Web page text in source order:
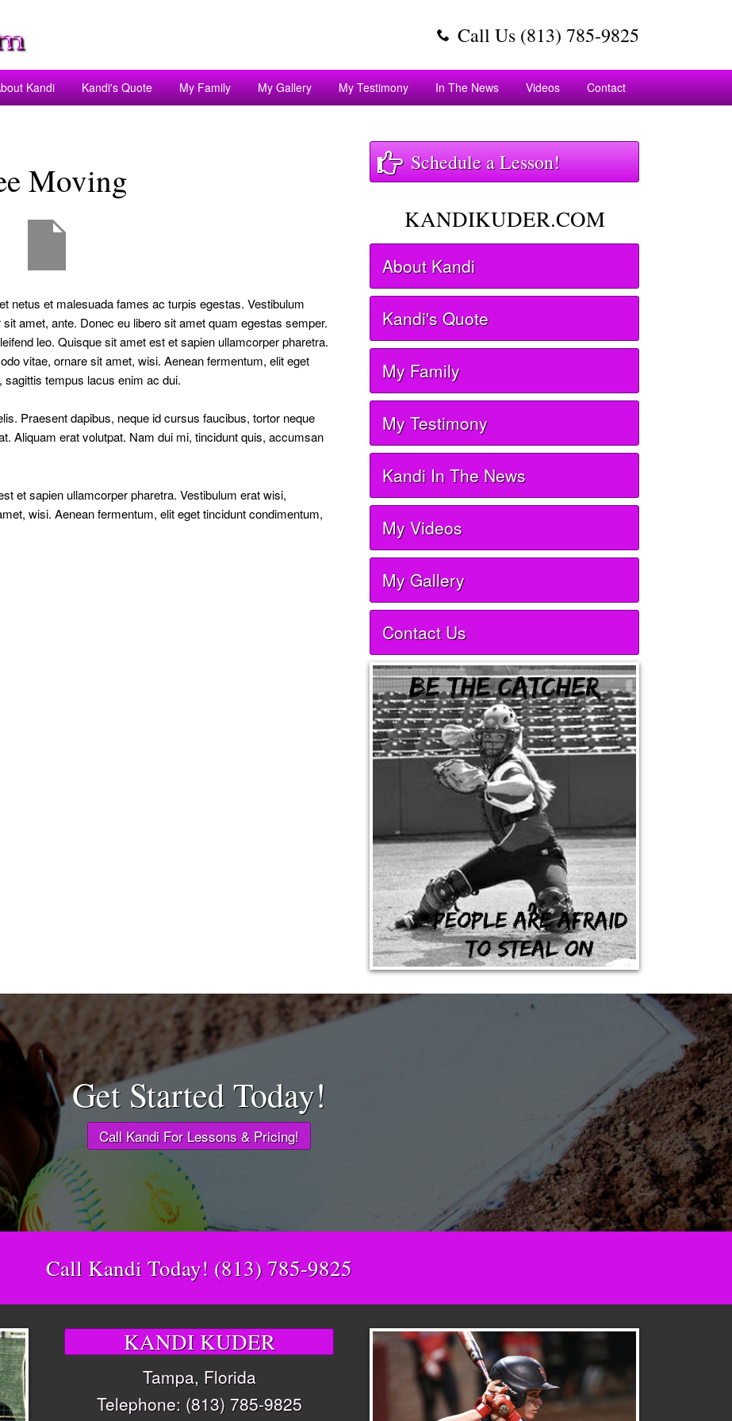
Call Us (813) 785-9825
Kandi Kandi's Quote My Family My Gallery My Testimony In The News Videos Contact
Moving
netus et malesuada fames ac turpis egestas. Vestibulum
amet, ante. Donec eu libero sit amet quam egestas semper.
leo. Quisque sit amet est et sapien ullamcorper pharetra.
vitae, ornare sit amet, wisi. Aenean fermentum, elit eget
tempus lacus enim ac dui.
Praesent dapibus, neque id cursus faucibus, tortor neque
Aliquam erat volutpat. Nam dui mi, tincidunt quis, accumsan
et sapien ullamcorper pharetra. Vestibulum erat wisi,
wisi. Aenean fermentum, elit eget tincidunt condimentum,
Schedule a Lesson!
KANDIKUDER.COM
About Kandi
Kandi's Quote
My Family
My Testimony
Kandi In The News
My Videos
My Gallery
Contact Us
Get Started Today!
Call Kandi For Lessons & Pricing!
Call Kandi Today! (813) 785-9825
KANDI KUDER
Tampa, Florida
Telephone: (813) 785-9825